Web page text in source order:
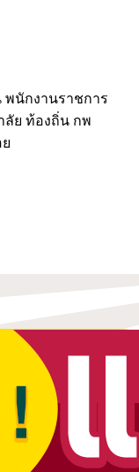
พนักงานราชการ
ลัย ท้องถิ่น กพ